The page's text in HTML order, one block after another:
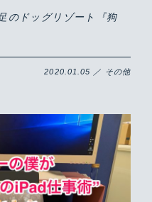
のドッグリゾート『狗
2020.01.05 ／ その他